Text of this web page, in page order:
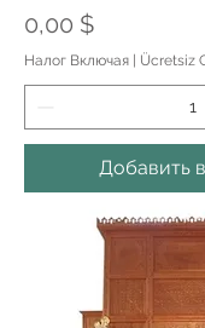
Цена
0,00 $
Налог Включая | Ücretsiz
Добавить